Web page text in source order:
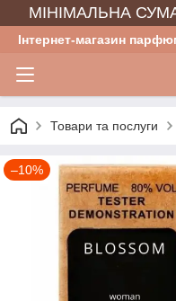
МІНІМАЛЬНА
Інтернет-магазин
Товари та послуги
–10%